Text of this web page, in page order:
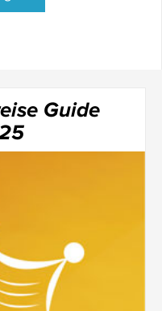
Guide